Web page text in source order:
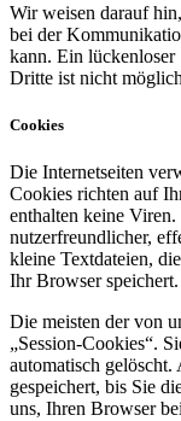
Wir weisen darauf
bei der
kann. Ein
Dritte ist nicht
Cookies
Die Internetseiten
Cookies richten auf
enthalten keine
nutzerfreundlicher,
kleine Textdateien,
Ihr Browser speichert.
Die meisten der von
„Session-Cookies“.
automatisch
gespeichert, bis Sie
uns, Ihren Browser